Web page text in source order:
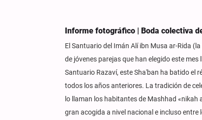
Informe fotográfico | Boda colectiva
El Santuario del Imán Alí ibn Musa ar-Rida
de jóvenes parejas que han elegido este
Santuario Razaví, este Sha'ban ha batido el
todos los años anteriores. La tradición de
lo llaman los habitantes de Mashhad «nikah
gran acogida a nivel nacional e incluso entre